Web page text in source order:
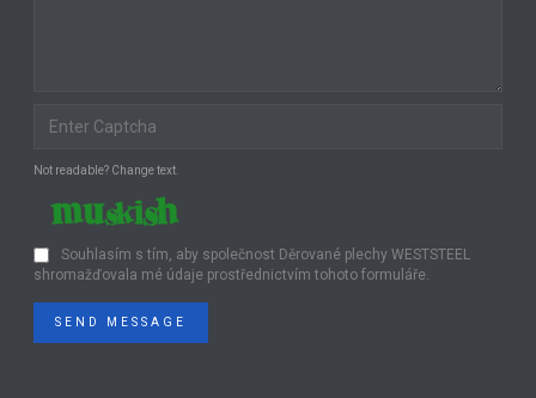
Not readable? Change text.
Souhlasím s tím, aby společnost Děrované plechy WESTSTEEL
shromažďovala mé údaje prostřednictvím tohoto formuláře.
SEND MESSAGE